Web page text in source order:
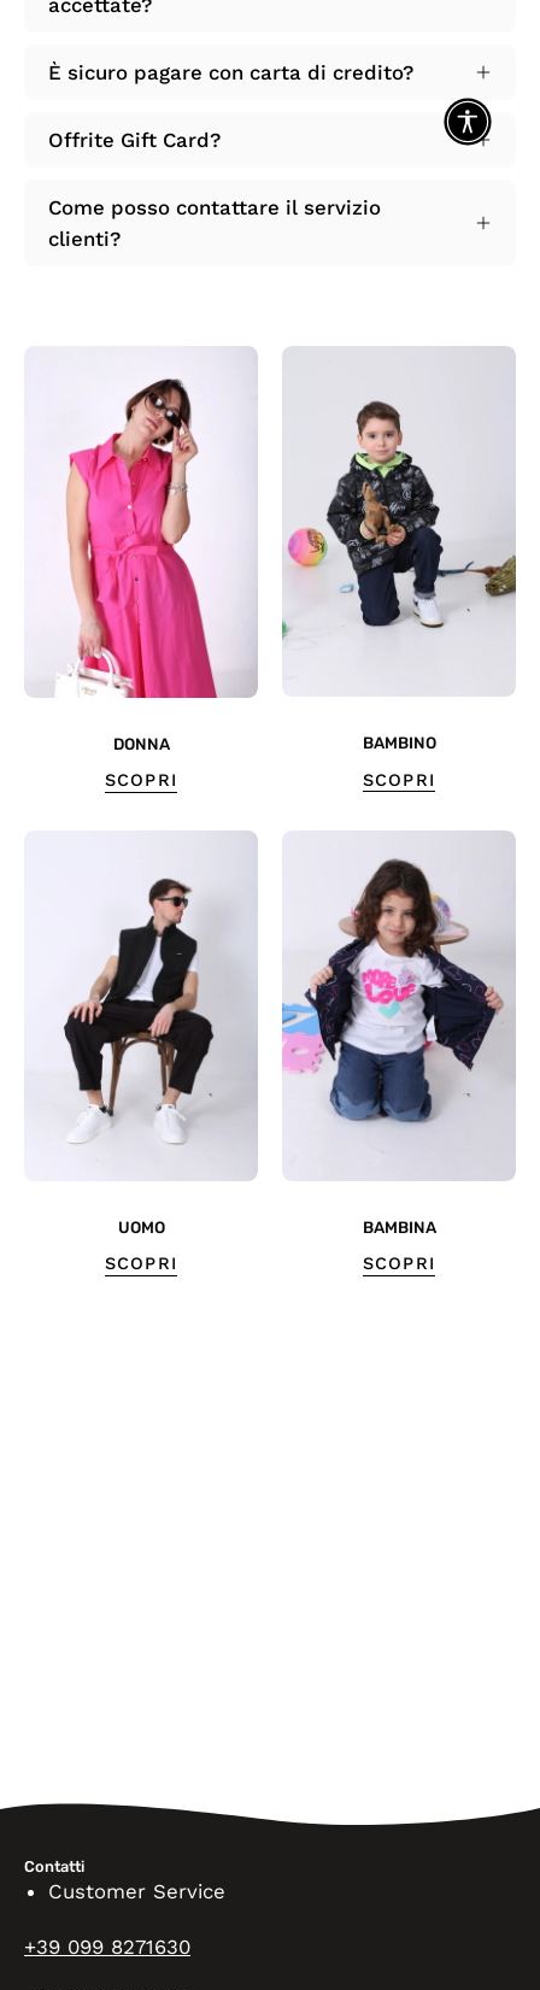
accettate?
È sicuro pagare con carta di credito?
Offrite Gift Card?
Come posso contattare il servizio
clienti?
DONNA
SCOPRI
BAMBINO
SCOPRI
UOMO
SCOPRI
BAMBINA
SCOPRI
Contatti
Customer Service
+39 099 8271630